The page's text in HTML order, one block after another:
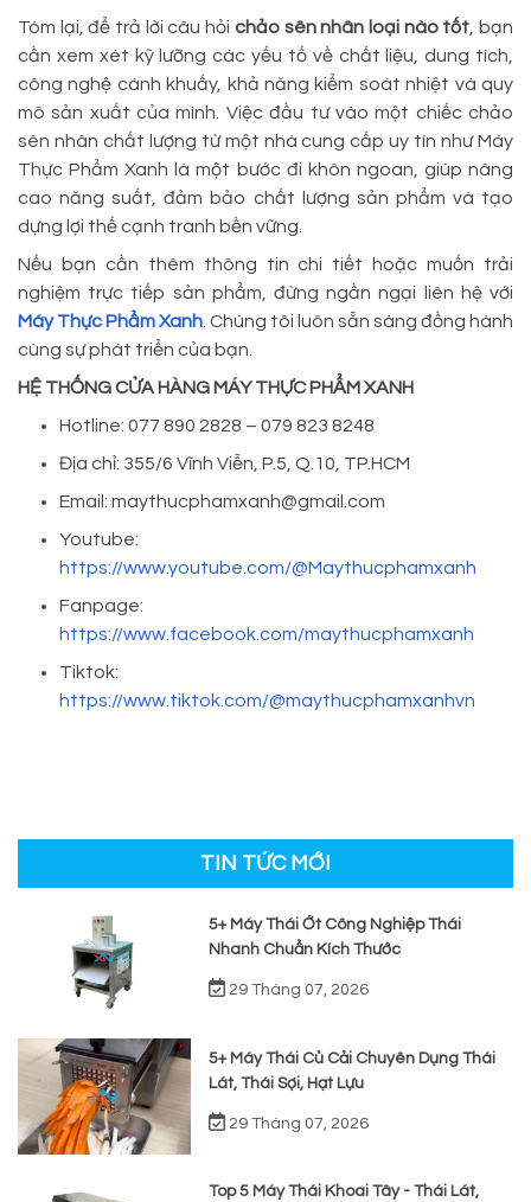
Tóm lại, để trả lời câu hỏi chảo sên nhân loại nào tốt , bạn
cần xem xét kỹ lưỡng các yếu tố về chất liệu, dung tích,
công nghệ cánh khuấy, khả năng kiểm soát nhiệt và quy
mô sản xuất của mình. Việc đầu tư vào một chiếc chảo
sên nhân chất lượng từ một nhà cung cấp uy tín như Máy
Thực Phẩm Xanh là một bước đi khôn ngoan, giúp nâng
cao năng suất, đảm bảo chất lượng sản phẩm và tạo
dựng lợi thế cạnh tranh bền vững.
Nếu bạn cần thêm thông tin chi tiết hoặc muốn trải
nghiệm trực tiếp sản phẩm, đừng ngần ngại liên hệ với
Máy Thực Phẩm Xanh . Chúng tôi luôn sẵn sàng đồng hành
cùng sự phát triển của bạn.
HỆ THỐNG CỬA HÀNG MÁY THỰC PHẨM XANH
Hotline: 077 890 2828 – 079 823 8248
Địa chỉ: 355/6 Vĩnh Viễn, P.5, Q.10, TP.HCM
Email: maythucphamxanh@gmail.com
Youtube:
https://www.youtube.com/@Maythucphamxanh
Fanpage:
https://www.facebook.com/maythucphamxanh
Tiktok:
https://www.tiktok.com/@maythucphamxanhvn
TIN TỨC MỚI
5+ Máy Thái Ớt Công Nghiệp Thái
Nhanh Chuẩn Kích Thước
29 Tháng 07, 2026
5+ Máy Thái Củ Cải Chuyên Dụng Thái
Lát, Thái Sợi, Hạt Lựu
29 Tháng 07, 2026
Top 5 Máy Thái Khoai Tây - Thái Lát,